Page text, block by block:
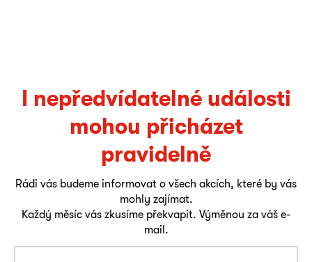
I nepředvídatelné události
mohou přicházet
pravidelně
Rádi vás budeme informovat o všech akcích, které by vás
mohly zajímat.
Každý měsíc vás zkusíme překvapit. Výměnou za váš e-
mail.